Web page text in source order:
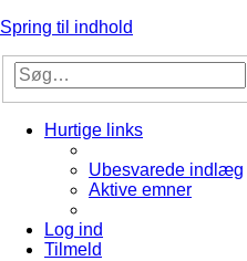
Spring til indhold
Hurtige links
Ubesvarede indlæg
Aktive emner
Log ind
Tilmeld